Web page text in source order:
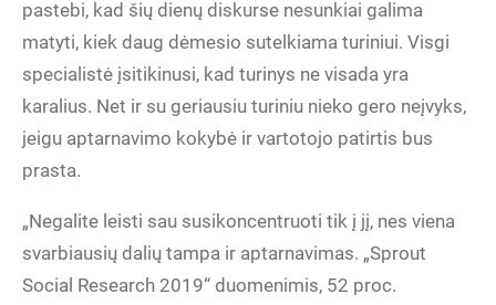
pastebi, kad šių dienų diskurse nesunkiai galima
matyti, kiek daug dėmesio sutelkiama turiniui. Visgi
specialistė įsitikinusi, kad turinys ne visada yra
karalius. Net ir su geriausiu turiniu nieko gero neįvyks,
jeigu aptarnavimo kokybė ir vartotojo patirtis bus
prasta.
„Negalite leisti sau susikoncentruoti tik į jį, nes viena
svarbiausių dalių tampa ir aptarnavimas. „Sprout
Social Research 2019“ duomenimis, 52 proc.